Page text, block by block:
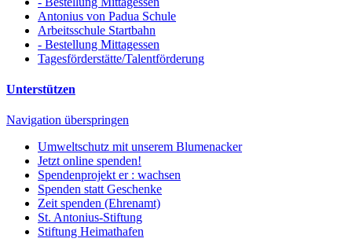
Antonius von Padua Schule
Arbeitsschule Startbahn
- Bestellung Mittagessen
Tagesförderstätte/Talentförderung
Unterstützen
Navigation überspringen
Umweltschutz mit unserem Blumenacker
Jetzt online spenden!
Spendenprojekt er : wachsen
Spenden statt Geschenke
Zeit spenden (Ehrenamt)
St. Antonius-Stiftung
Stiftung Heimathafen